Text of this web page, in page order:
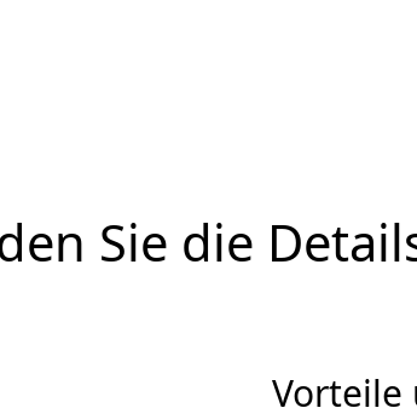
Sie die
Vorteile